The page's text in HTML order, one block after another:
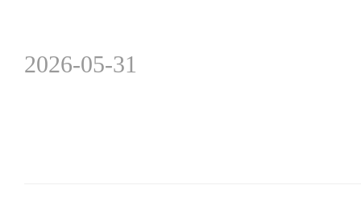
2026-05-31